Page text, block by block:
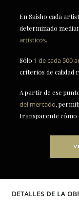
En Saisho cada
determinado
artísticos.
Sólo 1 de cada 500
criterios de calidad
A partir de ese
del mercado,
transparente cómo
DETALLES DE LA